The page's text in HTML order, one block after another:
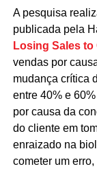
A pesquisa
publicada pela
Losing Sales
vendas por
mudança crítica
entre 40% e
por causa da
do cliente em
enraizado na
cometer um